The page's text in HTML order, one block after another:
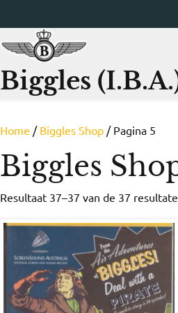
Biggles
Home / Biggles Shop / Pagina 5
Biggles
Resultaat 37–37 van de 37